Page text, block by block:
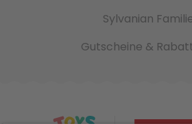
Sylvanian
Gutscheine &